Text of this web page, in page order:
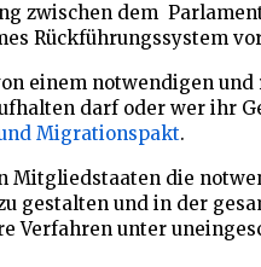
zwischen dem
Rückführungssystem
einem notwendigen
darf oder wer ihr
Migrationspakt.
Mitgliedstaaten die
gestalten und in der
Verfahren unter